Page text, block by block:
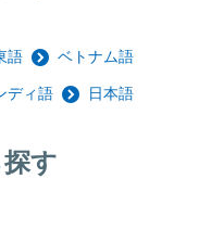
語
ベトナム語
ディ語 日本語
す